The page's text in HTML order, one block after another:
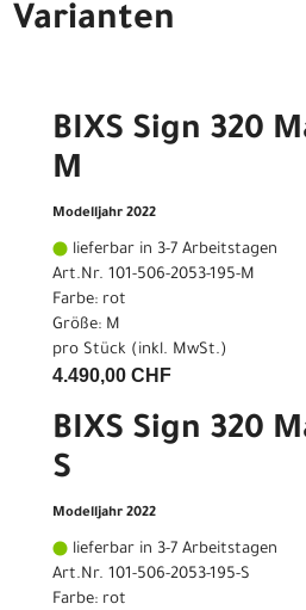
Varianten
BIXS Sign 320
M
Modelljahr 2022
lieferbar in 3-7 Arbeitstagen
Art.Nr. 101-506-2053-195-M
Farbe: rot
Größe: M
pro Stück (inkl. MwSt.)
4.490,00 CHF
BIXS Sign 320
S
Modelljahr 2022
lieferbar in 3-7 Arbeitstagen
Art.Nr. 101-506-2053-195-S
Farbe: rot